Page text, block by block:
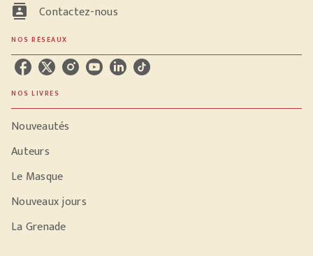
contacts Contactez-nous
NOS RÉSEAUX
NOS LIVRES
Nouveautés
Auteurs
Le Masque
Nouveaux jours
La Grenade